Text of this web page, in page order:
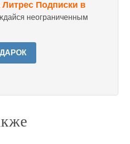
Литрес Подписки в
неограниченным